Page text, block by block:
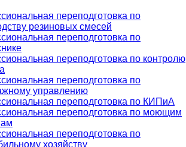
переподготовка по
резиновых смесей
переподготовка по
переподготовка по контролю
переподготовка по
управлению
переподготовка по КИПиА
переподготовка по моющим
переподготовка по
хозяйству